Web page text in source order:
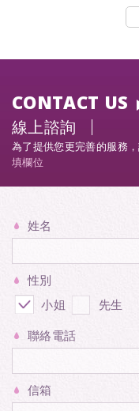
CONTACT US
線上諮詢
為了提供您更完善的服務
填欄位
姓名
性別
小姐
先生
聯絡電話
信箱